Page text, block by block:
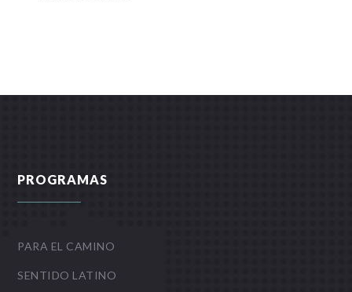
PROGRAMAS
PARA EL CAMINO
SENTIDO LATINO